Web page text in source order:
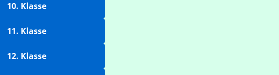
10. Klasse
11. Klasse
12. Klasse